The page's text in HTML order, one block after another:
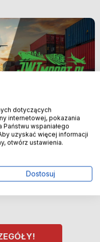
Chin –
dotyczących
internetowej, pokazania
wspaniałego
uzyskać więcej informacji
otwórz ustawienia.
Dostosuj